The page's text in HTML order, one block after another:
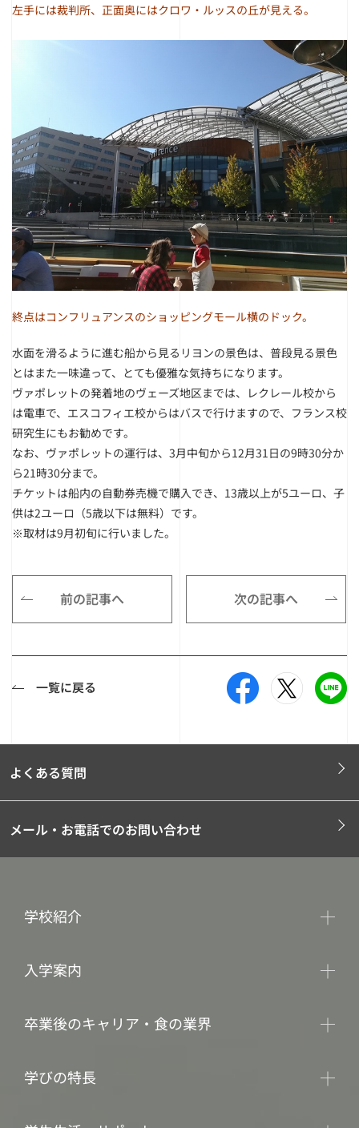
左手には裁判所、正面奥にはクロワ・ルッスの丘が見える。
終点はコンフリュアンスのショッピングモール横のドック。
水面を滑るように進む船から見るリヨンの景色は、普段見る景色
とはまた一味違って、とても優雅な気持ちになります。
ヴァポレットの発着地のヴェーズ地区までは、レクレール校から
は電車で、エスコフィエ校からはバスで行けますので、フランス校
研究生にもお勧めです。
なお、ヴァポレットの運行は、3月中旬から12月31日の9時30分か
ら21時30分まで。
チケットは船内の自動券売機で購入でき、13歳以上が5ユーロ、子
供は2ユーロ（5歳以下は無料）です。
※取材は9月初旬に行いました。
前の記事へ 次の記事へ
一覧に戻る
よくある質問
メール・お電話でのお問い合わせ
学校紹介
入学案内
卒業後のキャリア・食の業界
学びの特長